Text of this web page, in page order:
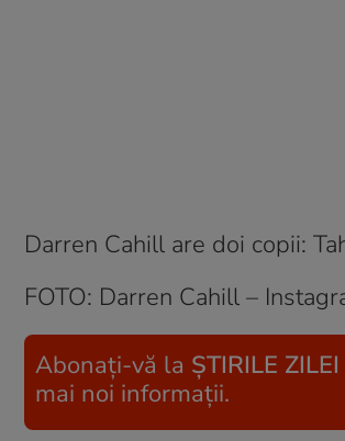
Darren Cahill are doi copii:
FOTO: Darren Cahill –
Abonați-vă la ȘTIRILE ZILEI
mai noi informații.